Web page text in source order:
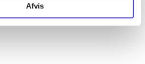
Afvis
fordelt på udgivelser